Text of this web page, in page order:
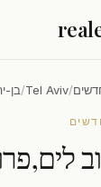
/
Tel Aviv
/בן-